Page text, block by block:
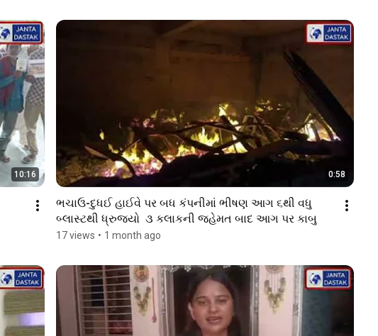
10:16 0:58
ભચાઉ-દુધઈ હાઈવે પર બધ કંપનીમાં ભીષણ આગ ૬થી વધુ
17 views • 1 month ago